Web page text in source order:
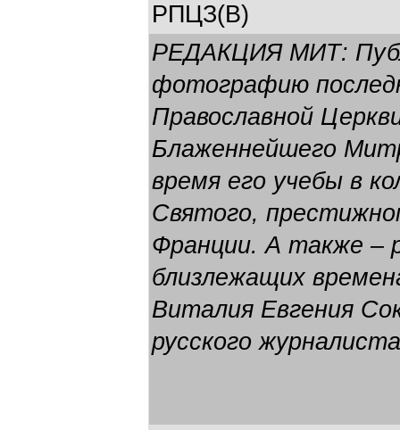
РПЦЗ(В)
РЕДАКЦИЯ МИТ:
фотографию
Православной
Блаженнейшего
время его учебы в
Святого,
Франции. А также –
близлежащих
Виталия Евгения
русского